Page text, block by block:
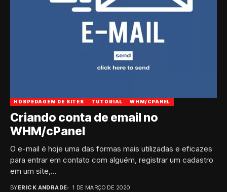
HOSPEDAGEM DE SITES TUTORIAL WHM/CPANEL
Criando conta de email no
WHM/cPanel
O e-mail é hoje uma das formas mais utilizadas e eficazes
para entrar em contato com alguém, registrar um cadastro
em um site,...
BYERICK ANDRADE 1 DE MARÇO DE 2020